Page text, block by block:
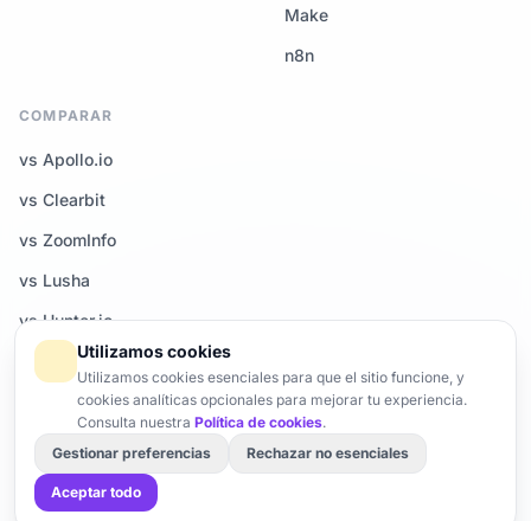
Make
n8n
COMPARAR
vs Apollo.io
vs Clearbit
vs ZoomInfo
vs Lusha
vs Hunter.io
Todas las comparativas →
© 2026 Enrich-CRM — Todos los derechos reservados.
Trust Center
Brand
Gestionar cookies
Hecho con ♥ en Francia · Servidores UE · Conforme al RGPD
Utilizamos cookies
Utilizamos cookies esenciales para que el sitio funcione, y
cookies analíticas opcionales para mejorar tu experiencia.
Consulta nuestra Política de cookies.
Gestionar preferencias
Rechazar no esenciales
Aceptar todo